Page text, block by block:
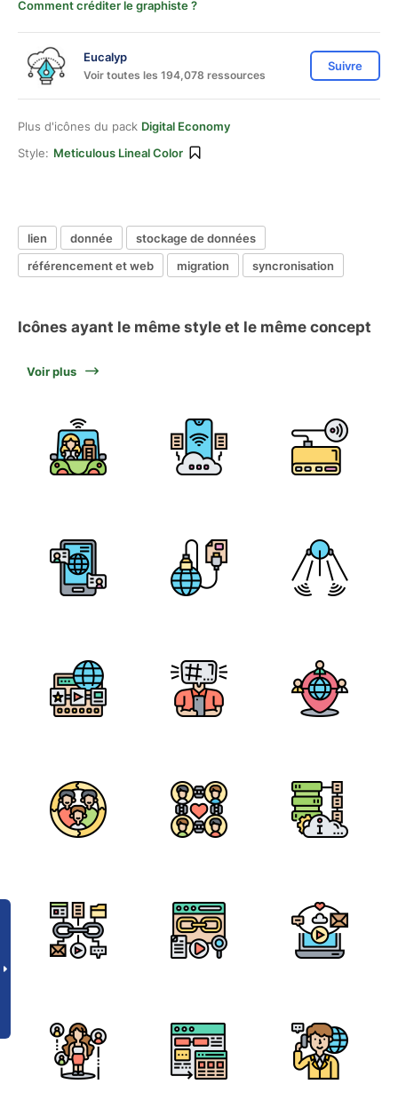
Comment créditer le graphiste ?
Eucalyp
Voir toutes les 194,078 ressources
Suivre
Plus d'icônes du pack Digital Economy
Style: Meticulous Lineal Color
lien donnée
stockage de données
référencement et web
migration syncronisation
Icônes ayant le même style et le même concept
Voir plus